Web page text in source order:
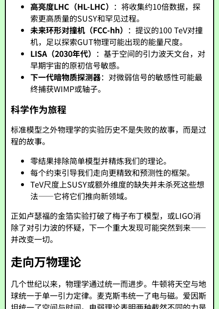
高亮度LHC（HL-LHC） ：将收集约10倍数据，探
索更高质量的SUSY和罕见过程。
未来环形对撞机（FCC-hh） ：提议的100 TeV对撞
机，足以探索GUT物理可能出现的能量尺度。
LISA（2030年代） ：基于空间的引力波天文台，对
早期宇宙的原初信号敏感。
下一代暗物质探测器：对微弱信号的敏感性可能最
终捕获WIMP或轴子。
科学作为旅程
标准模型之外物理学的实验历史不是失败的故事，而是过
程的故事。
零结果排除简单模型并精炼我们的理论。
每个约束引导我们走向更精致和预测性的框架。
TeV尺度上SUSY或额外维度的缺失并未杀死这些想
法——它将它们推向新领域。
正如卢瑟福的金箔实验打破了梅子布丁模型，或LIGO消
除了对引力波的怀疑，下一个重大发现可能突然到来——
并改变一切。
走向万物理论
几个世纪以来，物理学通过统一而进步。牛顿将天空与地
球统一于单一引力定律。麦克斯韦统一了电与磁。爱因斯